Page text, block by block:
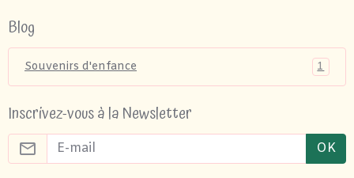
Blog
Souvenirs d'enfance 1
Inscrivez-vous à la Newsletter
OK